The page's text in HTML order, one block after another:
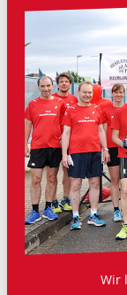
Wir